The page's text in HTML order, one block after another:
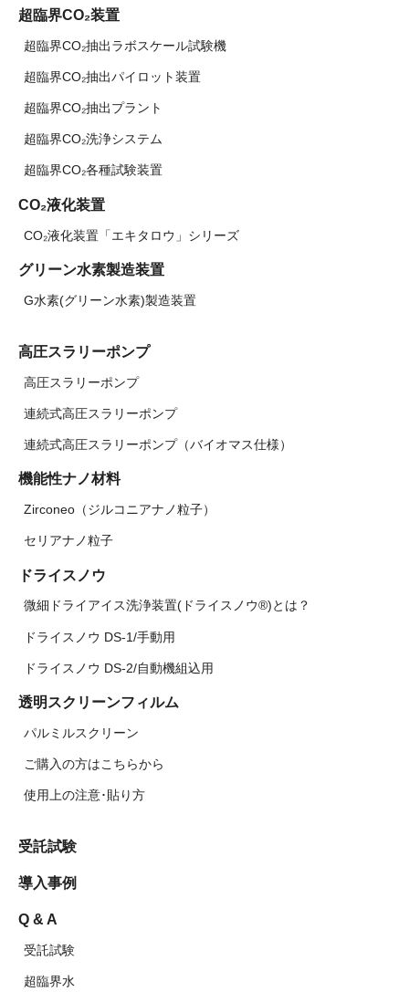
超臨界CO₂装置
超臨界CO₂抽出ラボスケール試験機
超臨界CO₂抽出パイロット装置
超臨界CO₂抽出プラント
超臨界CO₂洗浄システム
超臨界CO₂各種試験装置
CO₂液化装置
CO₂液化装置「エキタロウ」シリーズ
グリーン水素製造装置
G水素(グリーン水素)製造装置
高圧スラリーポンプ
高圧スラリーポンプ
連続式高圧スラリーポンプ
連続式高圧スラリーポンプ（バイオマス仕様）
機能性ナノ材料
Zirconeo（ジルコニアナノ粒子）
セリアナノ粒子
ドライスノウ
微細ドライアイス洗浄装置(ドライスノウ®)とは？
ドライスノウ DS-1/手動用
ドライスノウ DS-2/自動機組込用
透明スクリーンフィルム
パルミルスクリーン
ご購入の方はこちらから
使用上の注意･貼り方
受託試験
導入事例
Q & A
受託試験
超臨界水